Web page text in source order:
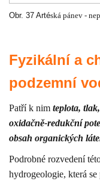
Obr. 37 Artéská pánev -
Fyzikální a
podzemní
Patří k nim teplota,
oxidačně-redukční
obsah organických
Podrobné rozvedení
hydrogeologie, která